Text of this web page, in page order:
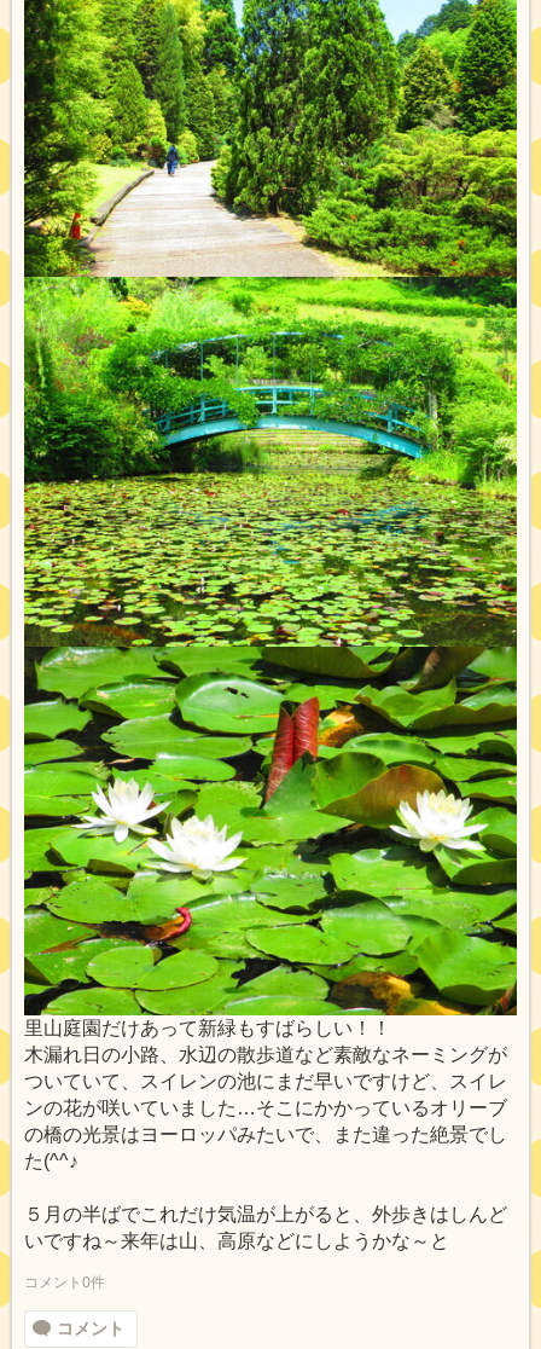
里山庭園だけあって新緑もすばらしい！！
木漏れ日の小路、水辺の散歩道など素敵なネーミングが
ついていて、スイレンの池にまだ早いですけど、スイレ
ンの花が咲いていました…そこにかかっているオリーブ
の橋の光景はヨーロッパみたいで、また違った絶景でし
た(^^♪
５月の半ばでこれだけ気温が上がると、外歩きはしんど
いですね～来年は山、高原などにしようかな～と
コメント0件
コメント